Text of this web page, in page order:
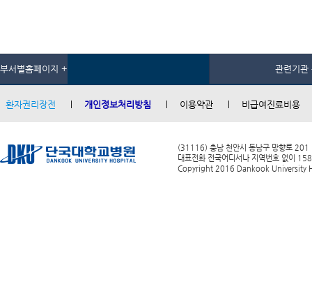
부서별홈페이지 + 관련기관
환자권리장전 개인정보처리방침 이용약관 비급여진료비용
(31116) 충남 천안시 동남구 망향로 201
대표전화 전국어디서나 지역번호 없이
Copyright 2016 Dankook University